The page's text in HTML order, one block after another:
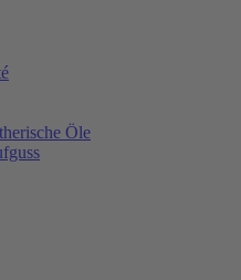
Öle